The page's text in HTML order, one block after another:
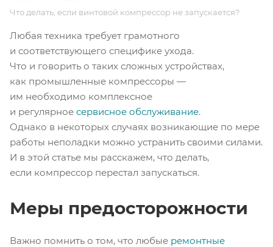
Что делать, если винтовой компрессор не запускается?
Любая техника требует грамотного
и соответствующего специфике ухода.
Что и говорить о таких сложных устройствах,
как промышленные компрессоры —
им необходимо комплексное
и регулярное сервисное обслуживание.
Однако в некоторых случаях возникающие по мере
работы неполадки можно устранить своими силами.
И в этой статье мы расскажем, что делать,
если компрессор перестал запускаться.
Меры предосторожности
Важно помнить о том, что любые ремонтные